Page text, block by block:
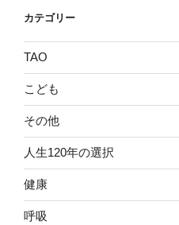
カテゴリー
TAO
こども
その他
人生120年の選択
健康
呼吸